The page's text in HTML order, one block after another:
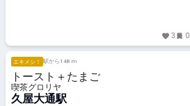
3 0
エキメシ！ 駅から148 m
トースト＋たまご
喫茶グロリヤ
久屋大通駅